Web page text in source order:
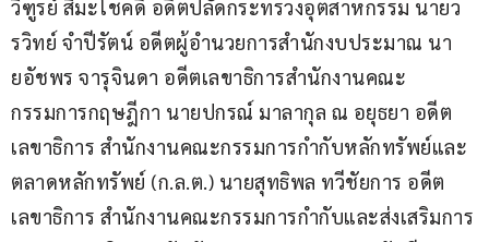
วิฑูรย์ สิมะโชคดี อดีตปลัดกระทรวงอุตสาหกรรม นายว
รวิทย์ จำปีรัตน์ อดีตผู้อำนวยการสำนักงบประมาณ นา
ยอัชพร จารุจินดา อดีตเลขาธิการสำนักงานคณะ
กรรมการกฤษฎีกา นายปกรณ์ มาลากุล ณ อยุธยา อดีต
เลขาธิการ สำนักงานคณะกรรมการกำกับหลักทรัพย์และ
ตลาดหลักทรัพย์ (ก.ล.ต.) นายสุทธิพล ทวีชัยการ อดีต
เลขาธิการ สำนักงานคณะกรรมการกำกับและส่งเสริมการ